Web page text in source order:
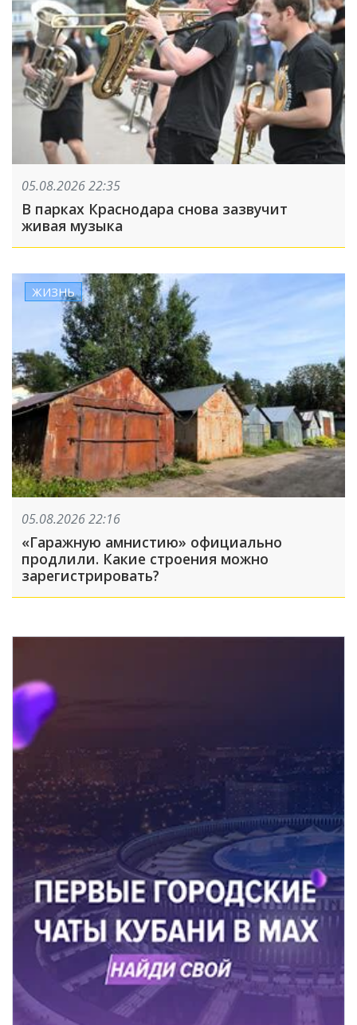
05.08.2026 22:35
В парках Краснодара снова зазвучит
живая музыка
ЖИЗНЬ
05.08.2026 22:16
«Гаражную амнистию» официально
продлили. Какие строения можно
зарегистрировать?